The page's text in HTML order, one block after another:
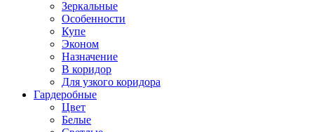
Зеркальные
Особенности
Купе
Эконом
Назначение
В коридор
Для узкого коридора
Гардеробные
Цвет
Белые